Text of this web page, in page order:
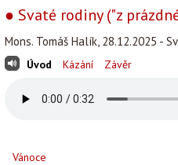
● Svaté rodiny ("z
Mons. Tomáš Halík, 28.12.2025 -
Úvod Kázání Závěr
Vánoce